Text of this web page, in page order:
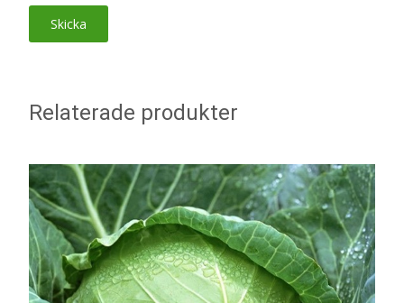
Relaterade produkter